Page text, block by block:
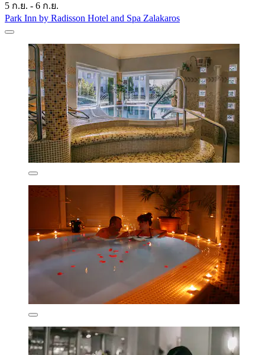
5 ก.ย. - 6 ก.ย.
Park Inn by Radisson Hotel and Spa Zalakaros